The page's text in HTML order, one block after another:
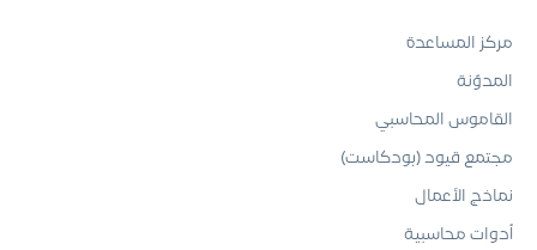
مركز المساعدة
المدوّنة
القاموس المحاسبي
مجتمع قيود (بودكاست)
نماذج الأعمال
أدوات محاسبية